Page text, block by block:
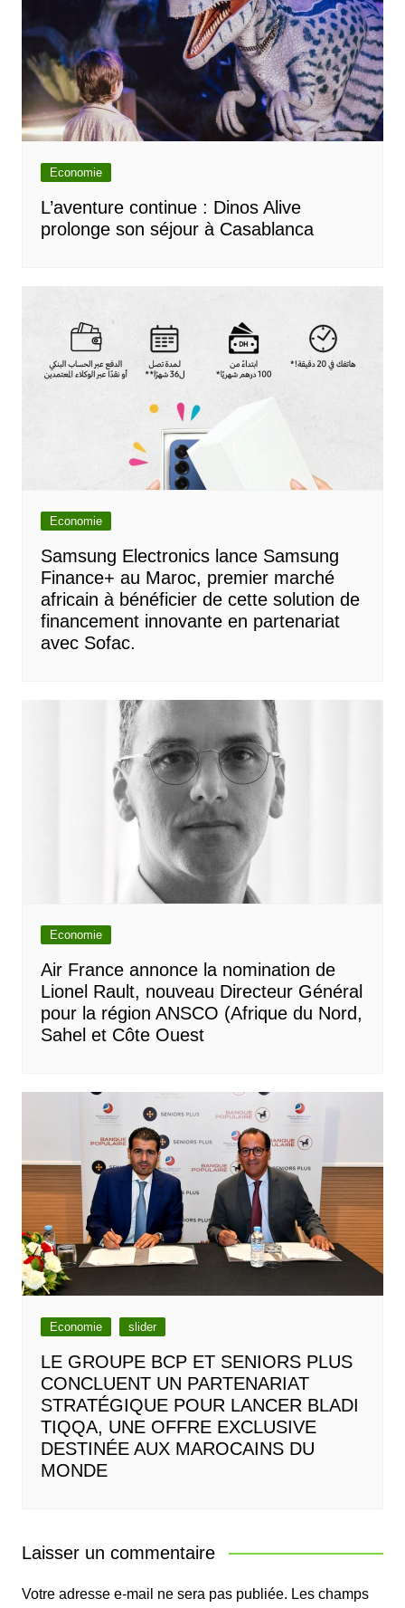
Economie
L’aventure continue : Dinos Alive
prolonge son séjour à Casablanca
Economie
Samsung Electronics lance Samsung
Finance+ au Maroc, premier marché
africain à bénéficier de cette solution de
financement innovante en partenariat
avec Sofac.
Economie
Air France annonce la nomination de
Lionel Rault, nouveau Directeur Général
pour la région ANSCO (Afrique du Nord,
Sahel et Côte Ouest
Economie slider
LE GROUPE BCP ET SENIORS PLUS
CONCLUENT UN PARTENARIAT
STRATÉGIQUE POUR LANCER BLADI
TIQQA, UNE OFFRE EXCLUSIVE
DESTINÉE AUX MAROCAINS DU
MONDE
Laisser un commentaire
Votre adresse e-mail ne sera pas publiée. Les champs